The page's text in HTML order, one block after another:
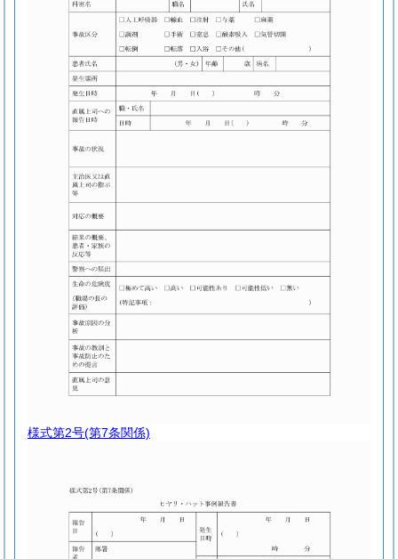
様式第2号(第7条関係)